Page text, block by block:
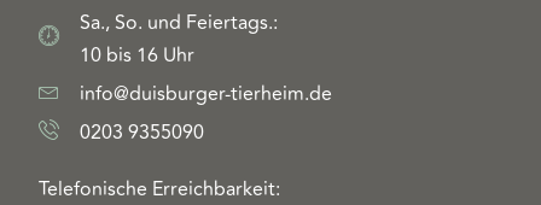
Sa., So. und Feiertags.:
10 bis 16 Uhr
info@duisburger-tierheim.de
0203 9355090
Telefonische Erreichbarkeit: